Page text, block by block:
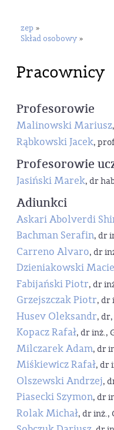
zep »
Skład osobowy »
Pracownicy
Profesorowie
Malinowski Mariusz
Rąbkowski Jacek,
Profesorowie
Jasiński Marek, dr
Adiunkci
Askari Abolverdi
Bachman Serafin, dr
Carreno Alvaro, dr
Dzieniakowski
Fabijański Piotr, dr
Grzejszczak Piotr, dr
Husev Oleksandr, dr,
Kopacz Rafał, dr inż.,
Milczarek Adam, dr
Miśkiewicz Rafał, dr
Olszewski Andrzej,
Piasecki Szymon, dr
Rolak Michał, dr inż.,